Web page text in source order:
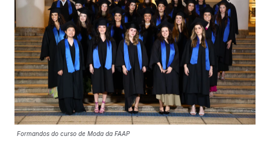
Formandos do curso de Moda da FAAP